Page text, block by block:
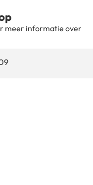
meer informatie over